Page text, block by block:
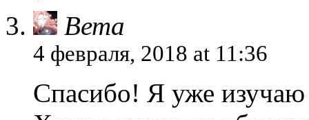
Вета
4 февраля, 2018 at 11:36
Спасибо! Я уже